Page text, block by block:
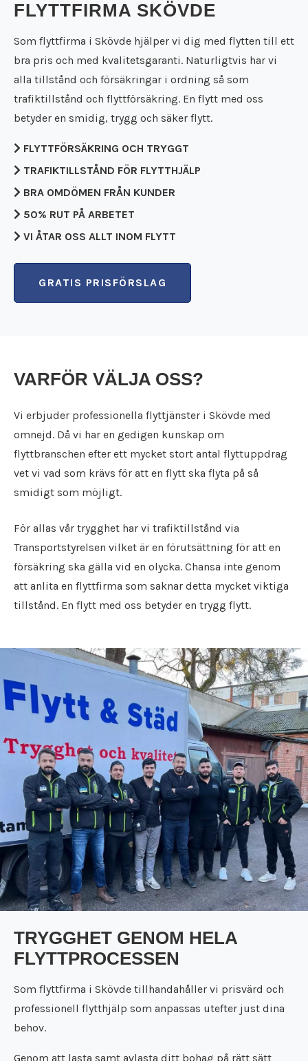
Flyttfirma Falun
Flyttfirma Flen
Flyttfirma Forshaga
Flyttfirma Gnesta
Flyttfirma Götene
Flyttfirma Grästorp
Flyttfirma Gullspång
Flyttfirma Hällefors
Flyttfirma Hallstahammar
Flyttfirma Hammarö
Flyttfirma Hjo
Flyttfirma Jakobsberg
Flyttfirma Kalmar
Flyttfirma Karlsborg
Flyttfirma Kil
Flyttfirma Kolsva
Flyttfirma Kristinehamn
Flyttfirma Kumla
Flyttfirma Kungsängen
Flyttfirma Kungsör
Flyttfirma Lindesberg
Flyttfirma Linköping
Flyttfirma Ljusnarsberg
Flyttfirma Mariestad
Flyttfirma Motala
Flyttfirma Norberg
Flyttfirma Norrköping
Flyttfirma Nybro
Flyttfirma Nyköping
Flyttfirma Oskarshamn
Flyttfirma Säffle
Flyttfirma Sala
Flyttfirma Sandviken
Flyttfirma Skara
Flyttfirma Skinnskatteberg
Flyttfirma Skövde
Flyttfirma Södertälje
Flyttfirma Sollentuna
Flyttfirma Solna
Flyttfirma Stockholm
Flyttfirma Surahammar
Flyttfirma Täby
Flyttfirma Tidaholm
Flyttfirma Töreboda
Flyttfirma Trosa
Flyttfirma Vara
Städfirma Falköping
Städfirma Falun
Städfirma Filipstad
Städfirma Götene
Städfirma Grästorp
Städfirma Gullspång
Städfirma Hällefors
Städfirma Hallsberg
Städfirma Hjo
Städfirma Karlsborg
Städfirma Karlskoga
Städfirma Köping
Städfirma Kungsängen
Städfirma Kungsör
Städfirma Laxå
Städfirma Lekeberg
Städfirma Lidköping
Städfirma Linköping
Städfirma Ljusnarsberg
Städfirma Motala
Städfirma Nacka
Städfirma Nora
Städfirma Nyköping
Städfirma Oxelösund
Städfirma Säffle
Städfirma Sala
Städfirma Skinnskatteberg
Städfirma Skövde
Städfirma Södertälje
Städfirma Sollentuna
Städfirma Solna
Städfirma Stockholm
Städfirma Strängnäs
Städfirma Surahammar
Städfirma Täby
Städfirma Tibro
Städfirma Tidaholm
Städfirma Trosa
Städfirma Uppsala
Städfirma Västerås
Städfirma Vingåker
Städfirma Örebro
FLYTTFIRMA SKÖVDE
Som flyttfirma i Skövde hjälper vi dig med flytten till ett
bra pris och med kvalitetsgaranti. Naturligtvis har vi
alla tillstånd och försäkringar i ordning så som
trafiktillstånd och flyttförsäkring. En flytt med oss
betyder en smidig, trygg och säker flytt.
FLYTTFÖRSÄKRING OCH TRYGGT
TRAFIKTILLSTÅND FÖR FLYTTHJÄLP
BRA OMDÖMEN FRÅN KUNDER
50% RUT PÅ ARBETET
VI ÅTAR OSS ALLT INOM FLYTT
GRATIS PRISFÖRSLAG
VARFÖR VÄLJA OSS?
Vi erbjuder professionella flyttjänster i Skövde med
omnejd. Då vi har en gedigen kunskap om
flyttbranschen efter ett mycket stort antal flyttuppdrag
vet vi vad som krävs för att en flytt ska flyta på så
smidigt som möjligt.
För allas vår trygghet har vi trafiktillstånd via
Transportstyrelsen vilket är en förutsättning för att en
försäkring ska gälla vid en olycka. Chansa inte genom
att anlita en flyttfirma som saknar detta mycket viktiga
tillstånd. En flytt med oss betyder en trygg flytt.
TRYGGHET GENOM HELA
FLYTTPROCESSEN
Som flyttfirma i Skövde tillhandahåller vi prisvärd och
professionell flytthjälp som anpassas utefter just dina
behov.
Genom att lasta samt avlasta ditt bohag på rätt sätt